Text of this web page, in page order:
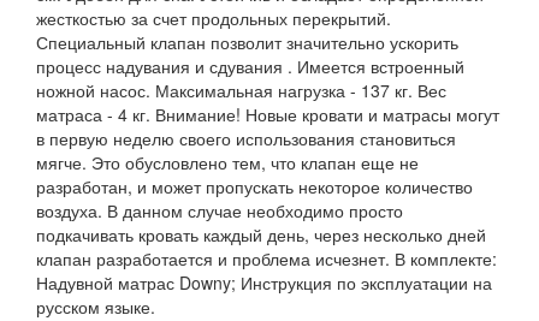
жесткостью за счет продольных перекрытий.
Специальный клапан позволит значительно ускорить
процесс надувания и сдувания . Имеется встроенный
ножной насос. Максимальная нагрузка - 137 кг. Вес
матраса - 4 кг. Внимание! Новые кровати и матрасы могут
в первую неделю своего использования становиться
мягче. Это обусловлено тем, что клапан еще не
разработан, и может пропускать некоторое количество
воздуха. В данном случае необходимо просто
подкачивать кровать каждый день, через несколько дней
клапан разработается и проблема исчезнет. В комплекте:
Надувной матрас Downy; Инструкция по эксплуатации на
русском языке.